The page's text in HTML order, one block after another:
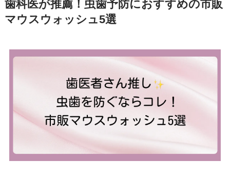
歯科医が推薦！虫歯予防におすすめの市販
マウスウォッシュ5選